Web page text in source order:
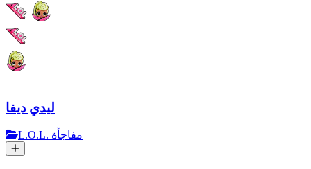
ليدي ديفا
L.O.L. مفاجأة